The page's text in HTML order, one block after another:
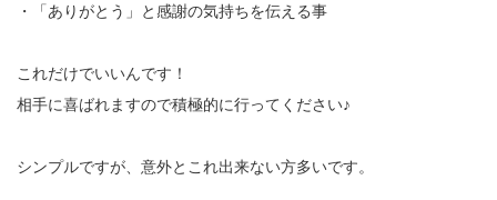
・「ありがとう」と感謝の気持ちを伝える事
これだけでいいんです！
相手に喜ばれますので積極的に行ってください♪
シンプルですが、意外とこれ出来ない方多いです。